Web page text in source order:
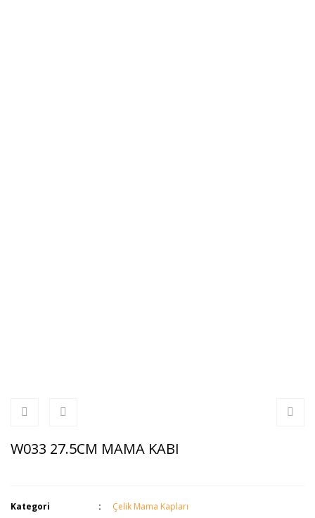
W033 27.5CM MAMA KABI
Kategori
Çelik Mama Kapları